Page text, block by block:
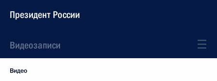
Президент России
Видеозаписи
Видео